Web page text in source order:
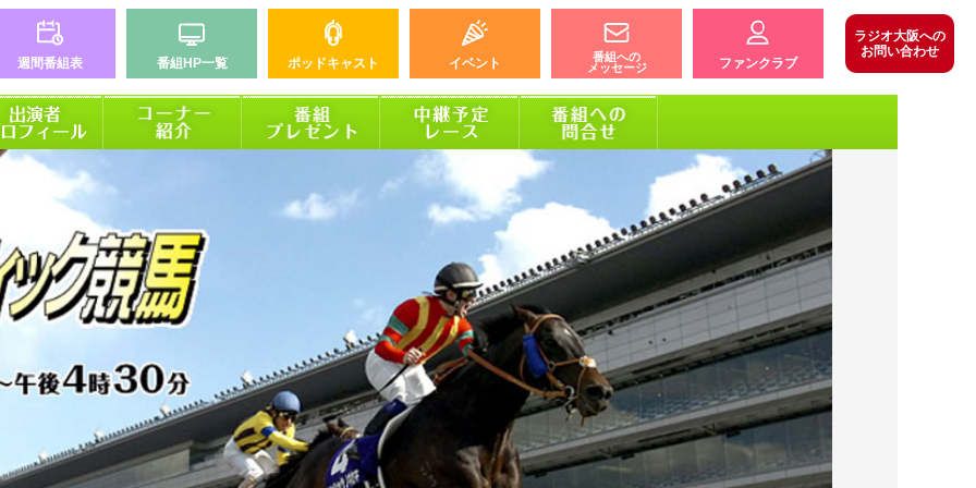
週間番組表 番組HP一覧 ポッドキャスト イベント
番組への
メッセージ
ファンクラブ
ラジオ大阪への
お問い合わせ